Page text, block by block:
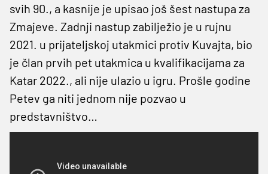
svih 90., a kasnije je upisao još šest nastupa za
Zmajeve. Zadnji nastup zabilježio je u rujnu
2021. u prijateljskoj utakmici protiv Kuvajta, bio
je član prvih pet utakmica u kvalifikacijama za
Katar 2022., ali nije ulazio u igru. Prošle godine
Petev ga niti jednom nije pozvao u
predstavništvo…